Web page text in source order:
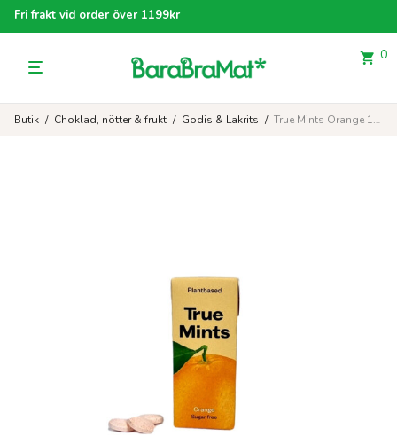
Fri frakt vid order över 1199kr
0
Butik / Choklad, nötter & frukt / Godis & Lakrits / True Mints Orange 13g